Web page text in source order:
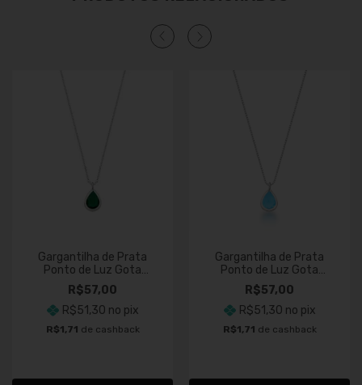
Gargantilha de Prata
Ponto de Luz Gota
Verde
R$57,00
R$51,30 no pix
R$1,71 de cashback
Gargantilha de Prata
Ponto de Luz Gota
Azul Piscina
R$57,00
R$51,30 no pix
R$1,71 de cashback